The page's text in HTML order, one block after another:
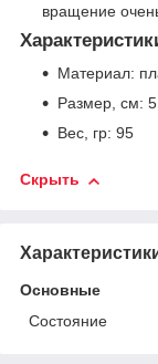
вращение
Материал:
Размер, см:
Вес, гр: 95
Скрыть
Основные
Состояние